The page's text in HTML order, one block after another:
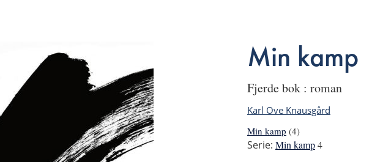
Min kamp
fjerde bok : roman
Karl Ove Knausgård
Min kamp (4)
Serie: Min kamp4